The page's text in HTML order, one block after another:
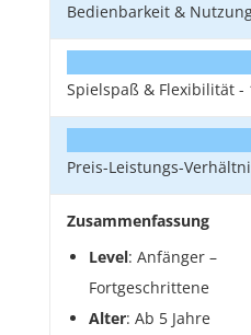
Bedienbarkeit &
Spielspaß & Flexibilität -
Preis-Leistungs-
Zusammenfassung
Level: Anfänger –
Fortgeschrittene
Alter: Ab 5 Jahre